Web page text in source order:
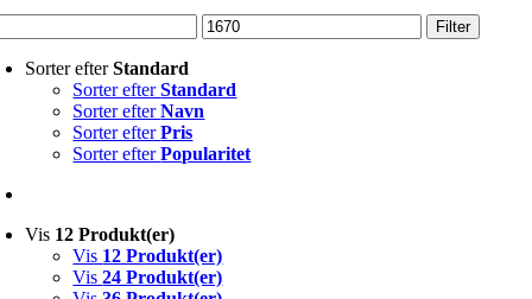
Højeste
pris
Filter
Sorter efterStandard
Sorter efterStandard
Sorter efterNavn
Sorter efterPris
Sorter efterPopularitet
Vis 12 Produkt(er)
Vis 12 Produkt(er)
Vis24 Produkt(er)